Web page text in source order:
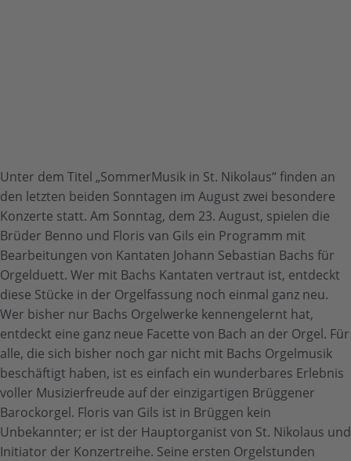
Unter dem Titel „SommerMusik in St. Nikolaus“ finden an
den letzten beiden Sonntagen im August zwei besondere
Konzerte statt. Am Sonntag, dem 23. August, spielen die
Brüder Benno und Floris van Gils ein Programm mit
Bearbeitungen von Kantaten Johann Sebastian Bachs für
Orgelduett. Wer mit Bachs Kantaten vertraut ist, entdeckt
diese Stücke in der Orgelfassung noch einmal ganz neu.
Wer bisher nur Bachs Orgelwerke kennengelernt hat,
entdeckt eine ganz neue Facette von Bach an der Orgel. Für
alle, die sich bisher noch gar nicht mit Bachs Orgelmusik
beschäftigt haben, ist es einfach ein wunderbares Erlebnis
voller Musizierfreude auf der einzigartigen Brüggener
Barockorgel. Floris van Gils ist in Brüggen kein
Unbekannter; er ist der Hauptorganist von St. Nikolaus und
Initiator der Konzertreihe. Seine ersten Orgelstunden